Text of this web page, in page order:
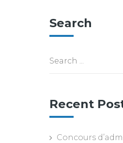
Search
Recent
Concours